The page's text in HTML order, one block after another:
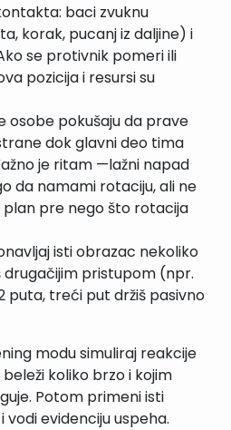
baci zvuknu
korak, pucanj iz daljine) i
se protivnik pomeri ili
pozicija i resursi su
osobe pokušaju da prave
dok glavni deo tima
je ritam —lažni napad
da namami rotaciju, ali ne
pre nego što rotacija
isti obrazac nekoliko
drugačijim pristupom (npr.
puta, treći put držiš pasivno
modu simuliraj reakcije
koliko brzo i kojim
Potom primeni isti
evidenciju uspeha.